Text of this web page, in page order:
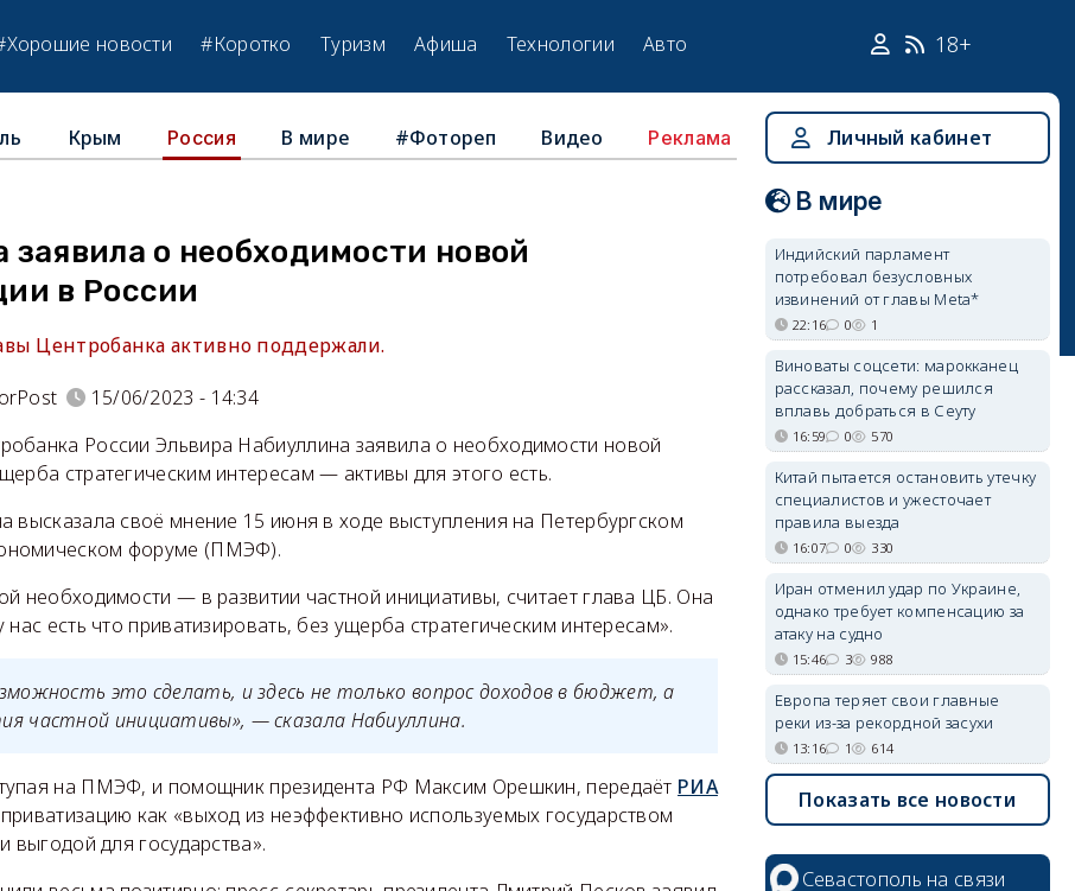
новости #Коротко Туризм Афиша Технологии Авто 18+
Крым Россия В мире #Фотореп Видео Реклама
заявила о необходимости новой
в России
Центробанка активно поддержали.
15/06/2023 - 14:34
России Эльвира Набиуллина заявила о необходимости новой
стратегическим интересам — активы для этого есть.
высказала своё мнение 15 июня в ходе выступления на Петербургском
форуме (ПМЭФ).
необходимости — в развитии частной инициативы, считает глава ЦБ. Она
нас есть что приватизировать, без ущерба стратегическим интересам».
это сделать, и здесь не только вопрос доходов в бюджет, а
частной инициативы», — сказала Набиуллина.
на ПМЭФ, и помощник президента РФ Максим Орешкин, передаёт РИА
как «выход из неэффективно используемых государством
выгодой для государства».
Личный кабинет
В мире
Индийский парламент
потребовал безусловных
извинений от главы Meta*
22:16 0 1
Виноваты соцсети: марокканец
рассказал, почему решился
вплавь добраться в Сеуту
16:59 0 570
Китай пытается остановить утечку
специалистов и ужесточает
правила выезда
16:07 0 330
Иран отменил удар по Украине,
однако требует компенсацию за
атаку на судно
15:46 3 988
Европа теряет свои главные
реки из-за рекордной засухи
13:16 1 614
Показать все новости
Севастополь на связи